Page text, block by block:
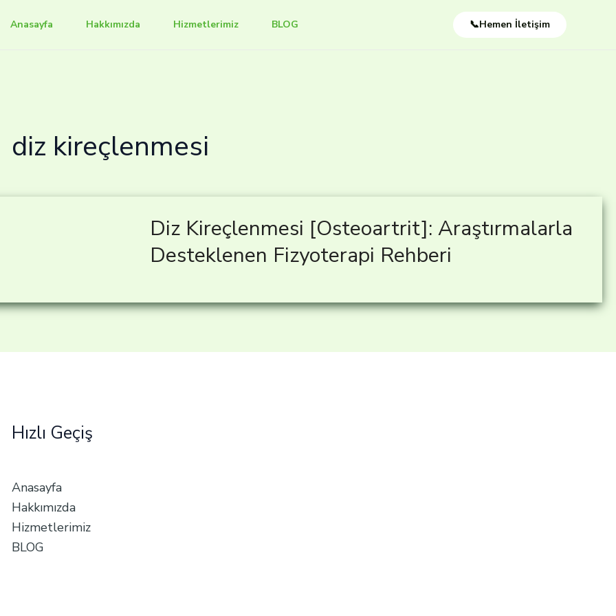
Anasayfa Hakkımızda Hizmetlerimiz BLOG 📞Hemen İletişim
diz kireçlenmesi
Diz Kireçlenmesi [Osteoartrit]: Araştırmalarla
Desteklenen Fizyoterapi Rehberi
Hızlı Geçiş
Anasayfa
Hakkımızda
Hizmetlerimiz
BLOG